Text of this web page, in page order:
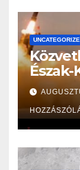
Észak-